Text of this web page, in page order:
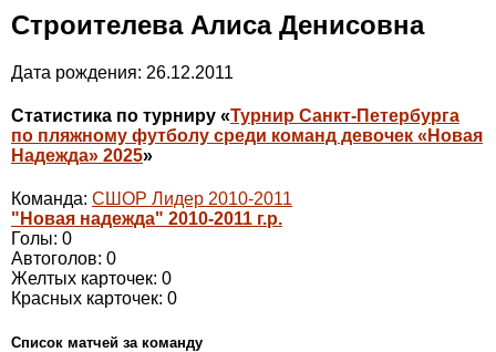
Строителева Алиса Денисовна
Дата рождения: 26.12.2011
Статистика по турниру «Турнир Санкт-Петербурга
по пляжному футболу среди команд девочек «Новая
Надежда» 2025»
Команда: СШОР Лидер 2010-2011
"Новая надежда" 2010-2011 г.р.
Голы: 0
Автоголов: 0
Желтых карточек: 0
Красных карточек: 0
Cписок матчей за команду